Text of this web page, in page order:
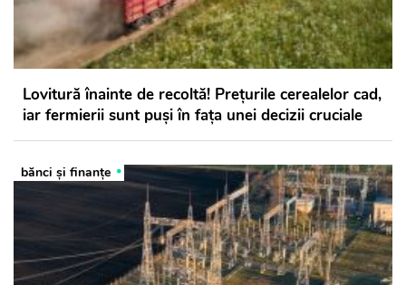
Lovitură înainte de recoltă! Prețurile cerealelor cad,
iar fermierii sunt puși în fața unei decizii cruciale
bănci şi finanţe